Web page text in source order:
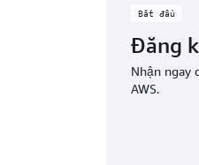
Bắt đầu
Đăng
Nhận ngay
AWS.